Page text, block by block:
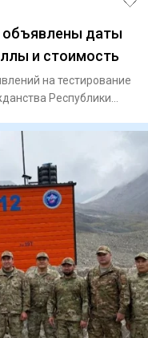
объявлены даты
и стоимость
на тестирование
Республики